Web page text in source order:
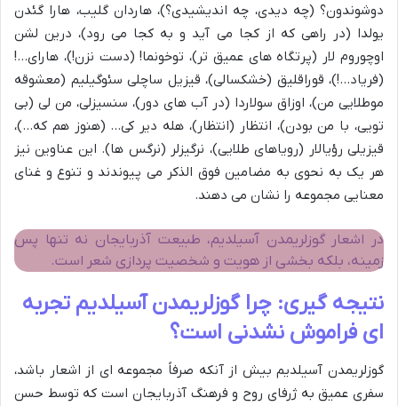
دوشوندون؟ (چه دیدی، چه اندیشیدی؟)، هاردان گلیب، هارا گئدن
یولدا (در راهی که از کجا می آید و به کجا می رود)، درین لشن
اوچوروم لار (پرتگاه های عمیق تر)، توخونما! (دست نزن!)، هارای…!
(فریاد…!)، قوراقلیق (خشکسالی)، قیزیل ساچلی سئوگیلیم (معشوقه
موطلایی من)، اوزاق سولاردا (در آب های دور)، سنسیزلی، من لی (بی
تویی، با من بودن)، انتظار (انتظار)، هله دیر کی… (هنوز هم که…)،
قیزیلی رؤیالار (رویاهای طلایی)، نرگیزلر (نرگس ها). این عناوین نیز
هر یک به نحوی به مضامین فوق الذکر می پیوندند و تنوع و غنای
معنایی مجموعه را نشان می دهند.
در اشعار گوزلریمدن آسیلدیم، طبیعت آذربایجان نه تنها پس
زمینه، بلکه بخشی از هویت و شخصیت پردازی شعر است.
نتیجه گیری: چرا گوزلریمدن آسیلدیم تجربه
ای فراموش نشدنی است؟
گوزلریمدن آسیلدیم بیش از آنکه صرفاً مجموعه ای از اشعار باشد،
سفری عمیق به ژرفای روح و فرهنگ آذربایجان است که توسط حسن